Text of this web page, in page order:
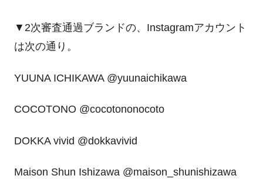
▼2次審査通過ブランドの、Instagramアカウント
は次の通り。
YUUNA ICHIKAWA @yuunaichikawa
COCOTONO @cocotononocoto
DOKKA vivid @dokkavivid
Maison Shun Ishizawa @maison_shunishizawa